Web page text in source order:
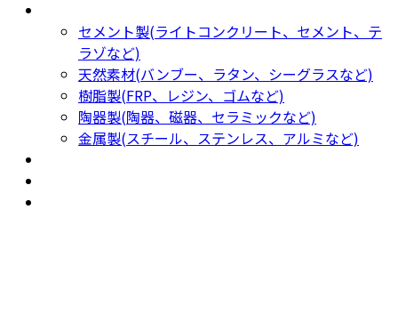
セメント製(ライトコンクリート、セメント、テ
ラゾなど)
天然素材(バンブー、ラタン、シーグラスなど)
樹脂製(FRP、レジン、ゴムなど)
陶器製(陶器、磁器、セラミックなど)
金属製(スチール、ステンレス、アルミなど)